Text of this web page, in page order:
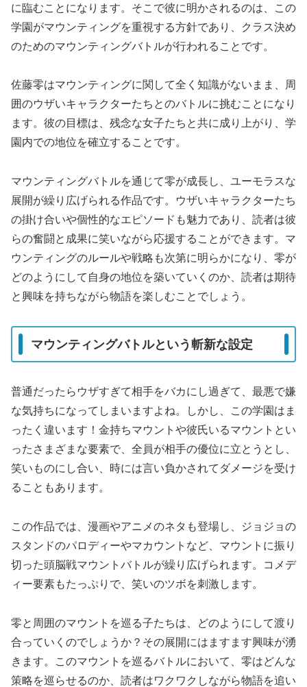
に臨むことになります。そこで彼に明かされるのは、この
学園がマウンティングを重視する方針であり、クラス決め
のためのマウンティングバトルが行われることです。
佐藤零はマウンティングに関して全く知識がないまま、周
囲のウザいキャラクターたちとのバトルに挑むことになり
ます。彼の目標は、残念な女子たちと共に成り上がり、学
園内での地位を確立することです。
マウンティングバトルを通じて零が成長し、ユーモラスな
展開が繰り広げられる作品です。ウザいキャラクターたち
の掛け合いや個性的なエピソードも魅力であり、読者は彼
らの奮闘と成果に笑いながら応援することができます。マ
ウンティングのルールや戦略も次第に明らかになり、零が
どのようにして自身の地位を築いていくのか、読者は期待
と興味を持ちながら物語を楽しむことでしょう。
マウンティングバトルという斬新な設定
普通だったらウザすぎて相手をバカにし過ぎて、最悪で嫌
な気持ちになってしまいますよね。しかし、この学園はま
ったく違います！金持ちマウントや彼氏いるマウントとい
ったさまざまな要素で、全員が相手の優位に立とうとし、
笑いものにし合い、時には言い負かされてダメージを受け
ることもあります。
この作品では、漫画やアニメのネタも登場し、ジョジョの
スタンドのパロディーやマカウントなど、マウントに振り
切った頭脳戦マウントバトルが繰り広げられます。コメデ
ィー要素もたっぷりで、笑いのツボを刺激します。
零と周囲のマウントを巡る子たちは、どのようにして渡り
合っていくのでしょうか？その展開にはますます興味が湧
きます。このマウントを巡るバトルにおいて、零はどんな
策略を巡らせるのか、読者はワクワクしながら物語を追い